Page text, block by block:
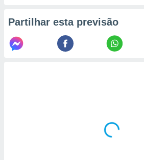
Partilhar esta previsão